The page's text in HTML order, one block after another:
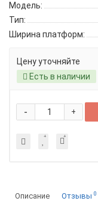
Модель:
Тип:
Ширина платформ:
Цену уточняйте
Есть в наличии
+
-
Описание Отзывы 0